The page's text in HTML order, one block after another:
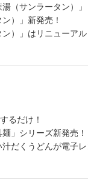
（サンラータン）」
）」新発売！
）」はリニューアル
るだけ！
」シリーズ新発売！
だくうどんが電子レ